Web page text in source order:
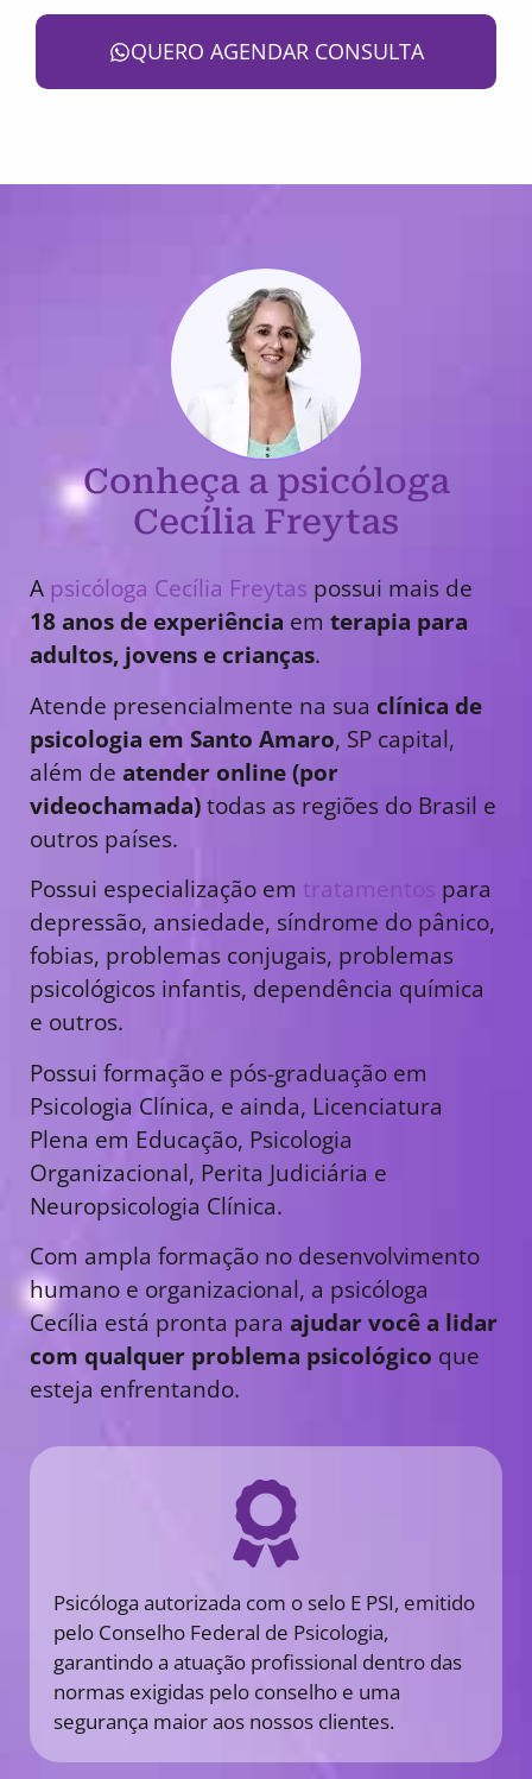
QUERO AGENDAR CONSULTA
Conheça a psicóloga
Cecília Freytas
A psicóloga Cecília Freytas possui mais de
18 anos de experiência em terapia para
adultos, jovens e crianças.
Atende presencialmente na sua clínica de
psicologia em Santo Amaro, SP capital,
além de atender online (por
videochamada)todas as regiões do Brasil e
outros países.
Possui especialização em tratamentos para
depressão, ansiedade, síndrome do pânico,
fobias, problemas conjugais, problemas
psicológicos infantis, dependência química
e outros.
Possui formação e pós-graduação em
Psicologia Clínica, e ainda, Licenciatura
Plena em Educação, Psicologia
Organizacional, Perita Judiciária e
Neuropsicologia Clínica.
Com ampla formação no desenvolvimento
humano e organizacional, a psicóloga
Cecília está pronta para ajudar você a lidar
com qualquer problema psicológico que
esteja enfrentando.
Psicóloga autorizada com o selo E PSI, emitido
pelo Conselho Federal de Psicologia,
garantindo a atuação profissional dentro das
normas exigidas pelo conselho e uma
segurança maior aos nossos clientes.